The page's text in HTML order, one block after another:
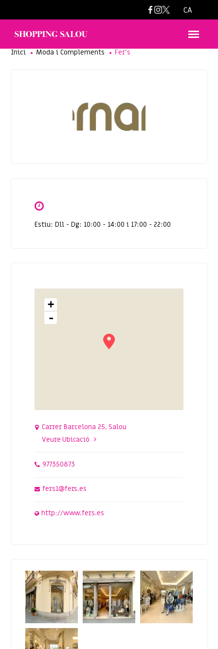
CA
Inici Moda i Complements Fer’s
Estiu: Dll - Dg: 10:00 - 14:00 i 17:00 - 22:00
+
-
Carrer Barcelona 25, Salou
Veure Ubicació
977350873
fers1@fers.es
http://www.fers.es